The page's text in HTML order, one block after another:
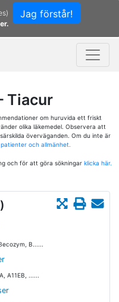
Jag förstår!
Tiacur
om huruvida ett friskt
olika läkemedel. Observera att
överväganden. Om du inte är
och allmänhet.
och för att göra sökningar klicka här.
B......
A11EB, ......